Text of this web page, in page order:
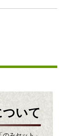
いて